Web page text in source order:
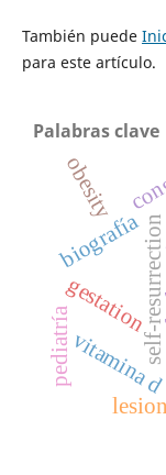
También puede
para este artículo.
Palabras clave
self-resurrection
vitamina d
gestation
biografía
obesity
pediatría